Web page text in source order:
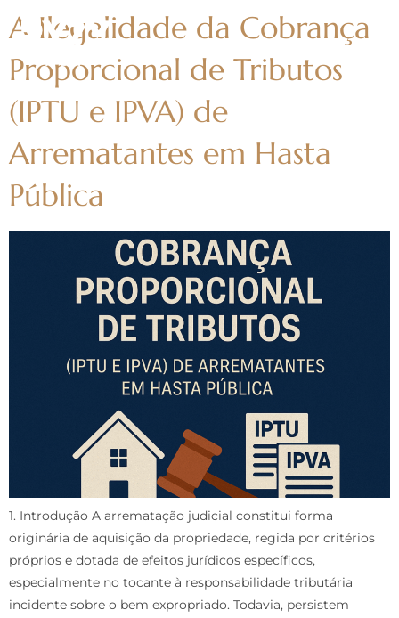
A Ilegalidade da Cobrança
Proporcional de Tributos
(IPTU e IPVA) de
Arrematantes em Hasta
Pública
1. Introdução A arrematação judicial constitui forma
originária de aquisição da propriedade, regida por critérios
próprios e dotada de efeitos jurídicos específicos,
especialmente no tocante à responsabilidade tributária
incidente sobre o bem expropriado. Todavia, persistem